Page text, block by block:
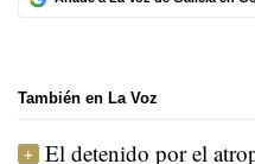
También en La Voz
El detenido por el